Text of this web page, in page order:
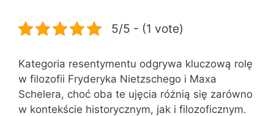
5/5 - (1 vote)
Kategoria resentymentu odgrywa kluczową rolę
w filozofii Fryderyka Nietzschego i Maxa
Schelera, choć oba te ujęcia różnią się zarówno
w kontekście historycznym, jak i filozoficznym.